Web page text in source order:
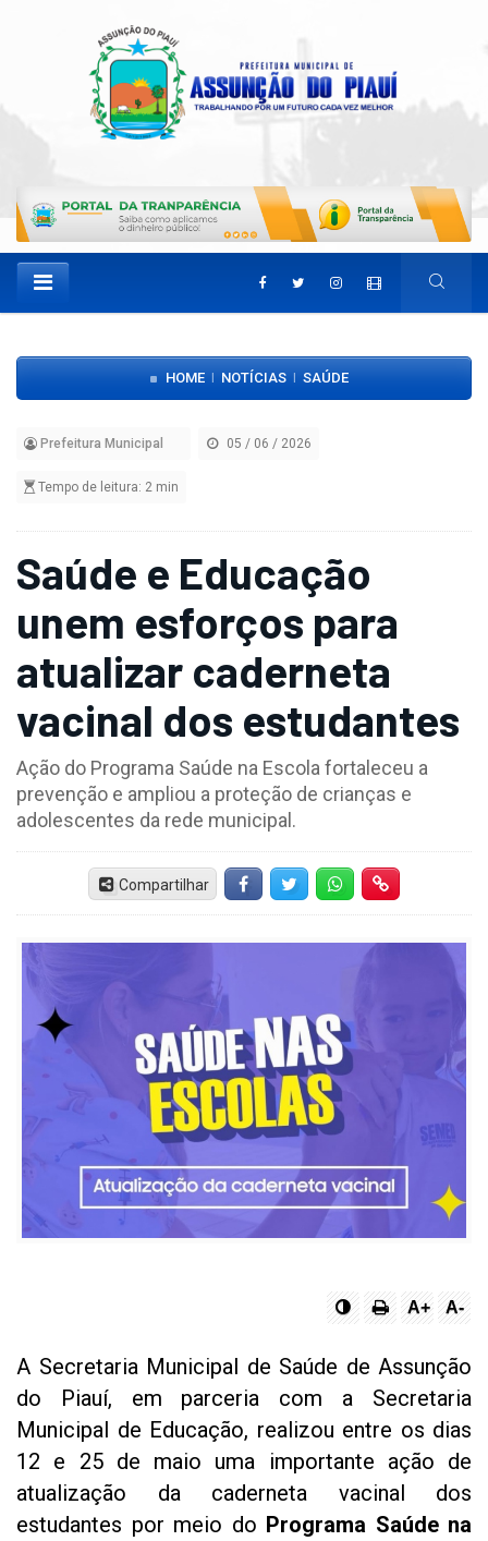
HOME NOTÍCIAS SAÚDE
Prefeitura Municipal 05 / 06 / 2026
Tempo de leitura: 2 min
Saúde e Educação
unem esforços para
atualizar caderneta
vacinal dos estudantes
Ação do Programa Saúde na Escola fortaleceu a
prevenção e ampliou a proteção de crianças e
adolescentes da rede municipal.
Compartilhar FacebookTwitter Whatsapp
A+ A-
A Secretaria Municipal de Saúde de Assunção
do Piauí, em parceria com a Secretaria
Municipal de Educação, realizou entre os dias
12 e 25 de maio uma importante ação de
atualização da caderneta vacinal dos
estudantes por meio do Programa Saúde na